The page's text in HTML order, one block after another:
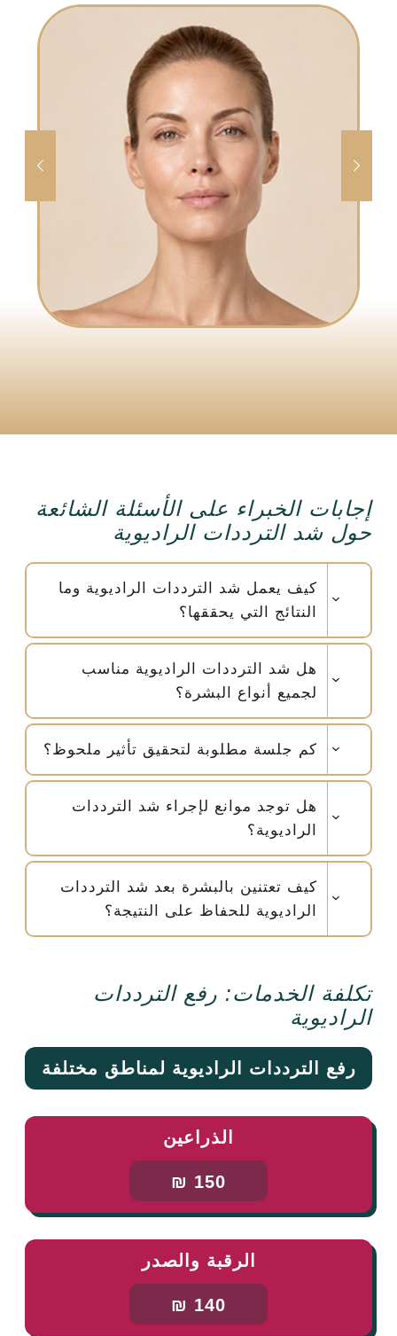
إجابات الخبراء على الأسئلة الشائعة
حول شد الترددات الراديوية
كيف يعمل شد الترددات الراديوية وما
النتائج التي يحققها؟
هل شد الترددات الراديوية مناسب
لجميع أنواع البشرة؟
كم جلسة مطلوبة لتحقيق تأثير ملحوظ؟
هل توجد موانع لإجراء شد الترددات
الراديوية؟
كيف تعتنين بالبشرة بعد شد الترددات
الراديوية للحفاظ على النتيجة؟
تكلفة الخدمات: رفع الترددات
الراديوية
رفع الترددات الراديوية لمناطق مختلفة
الذراعين
150 ₪
الرقبة والصدر
140 ₪